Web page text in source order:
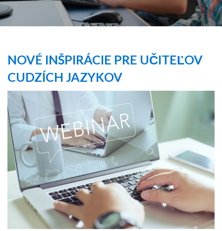
NOVÉ INŠPIRÁCIE PRE UČITEĽOV
CUDZÍCH JAZYKOV